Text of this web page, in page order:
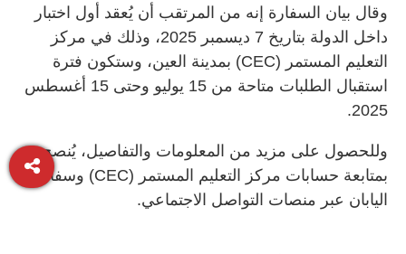
وقال بيان السفارة إنه من المرتقب أن يُعقد أول اختبار
داخل الدولة بتاريخ 7 ديسمبر 2025، وذلك في مركز
التعليم المستمر (CEC) بمدينة العين، وستكون فترة
استقبال الطلبات متاحة من 15 يوليو وحتى 15 أغسطس
2025.
وللحصول على مزيد من المعلومات والتفاصيل، يُنصح
بمتابعة حسابات مركز التعليم المستمر (CEC) وسفارة
اليابان عبر منصات التواصل الاجتماعي.